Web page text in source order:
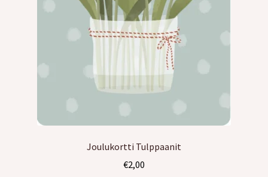
Joulukortti Tulppaanit
€2,00